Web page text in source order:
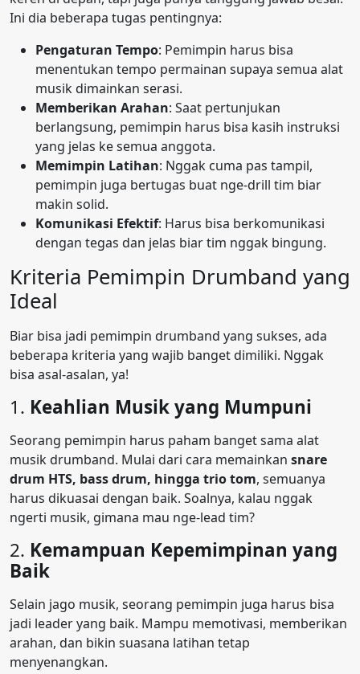
Ini dia beberapa tugas pentingnya:
Pengaturan Tempo: Pemimpin harus bisa
menentukan tempo permainan supaya semua alat
musik dimainkan serasi.
Memberikan Arahan: Saat pertunjukan
berlangsung, pemimpin harus bisa kasih instruksi
yang jelas ke semua anggota.
Memimpin Latihan: Nggak cuma pas tampil,
pemimpin juga bertugas buat nge-drill tim biar
makin solid.
Komunikasi Efektif: Harus bisa berkomunikasi
dengan tegas dan jelas biar tim nggak bingung.
Kriteria Pemimpin Drumband yang
Ideal
Biar bisa jadi pemimpin drumband yang sukses, ada
beberapa kriteria yang wajib banget dimiliki. Nggak
bisa asal-asalan, ya!
1. Keahlian Musik yang Mumpuni
Seorang pemimpin harus paham banget sama alat
musik drumband. Mulai dari cara memainkan snare
drum HTS, bass drum, hingga trio tom, semuanya
harus dikuasai dengan baik. Soalnya, kalau nggak
ngerti musik, gimana mau nge-lead tim?
2. Kemampuan Kepemimpinan yang
Baik
Selain jago musik, seorang pemimpin juga harus bisa
jadi leader yang baik. Mampu memotivasi, memberikan
arahan, dan bikin suasana latihan tetap
menyenangkan.